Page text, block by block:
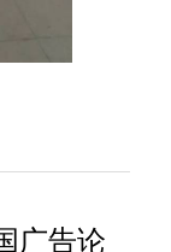
广告论